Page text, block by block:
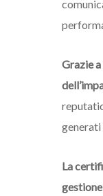
Grazie
La
gestione